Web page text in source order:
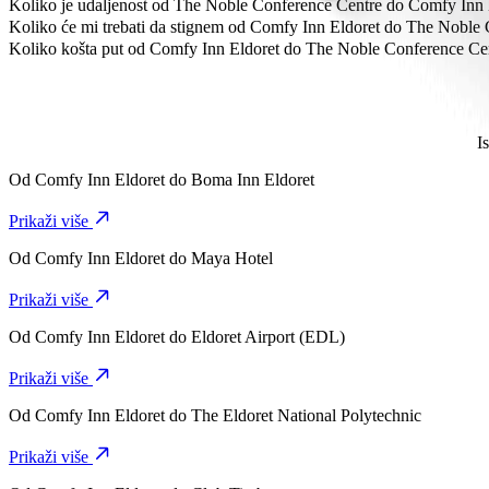
Najpovoljniji način putovanja od Comfy Inn Eldoret do The Noble
Koliko je udaljenost od The Noble Conference Centre do Comfy Inn
The Noble Conference Centre je približno 4,9 km od Comfy Inn
Koliko će mi trebati da stignem od Comfy Inn Eldoret do The Noble
Potrebno je oko 11 min da stigneš od Comfy Inn Eldoret do The
Koliko košta put od Comfy Inn Eldoret do The Noble Conference
Od Comfy Inn Eldoret do Boma Inn Eldoret
Prikaži više
Od Comfy Inn Eldoret do Maya Hotel
Prikaži više
Od Comfy Inn Eldoret do Eldoret Airport (EDL)
Prikaži više
Od Comfy Inn Eldoret do The Eldoret National Polytechnic
Prikaži više